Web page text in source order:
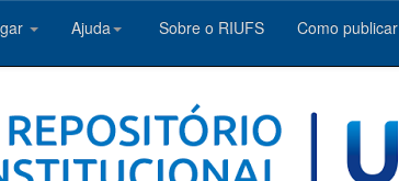
Ajuda Sobre o RIUFS Como publicar